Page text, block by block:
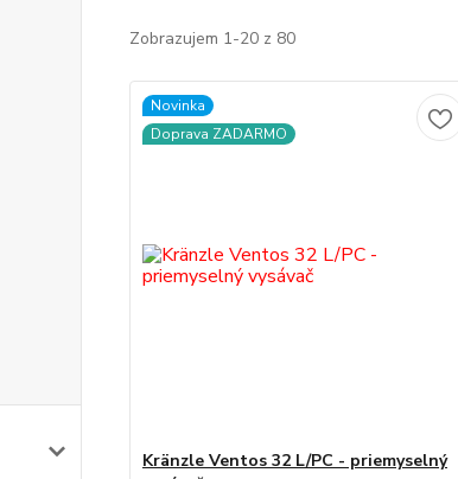
Zobrazujem 1-20 z 80
Novinka
Doprava ZADARMO
Kränzle Ventos 32 L/PC - priemyselný